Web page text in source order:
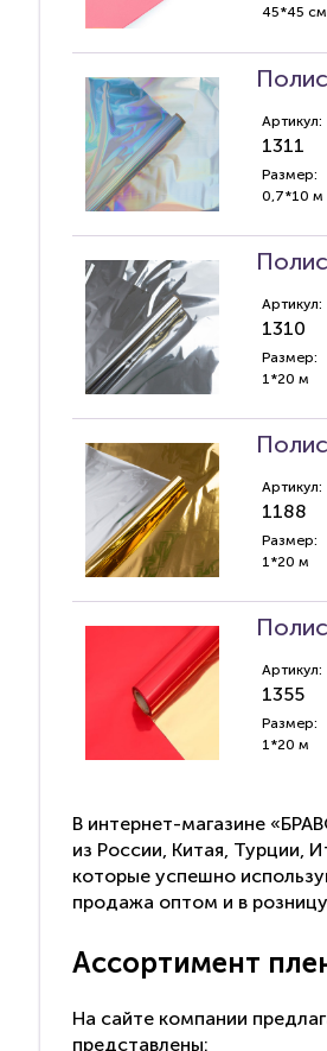
45*45 см
Артикул:
1311
Размер:
0,7*10 м
Артикул:
1310
Размер:
1*20 м
Артикул:
1188
Размер:
1*20 м
Артикул:
1355
Размер:
1*20 м
В интернет-магазине
из России, Китая, Турции,
которые успешно
продажа оптом и в
Ассортимент
На сайте компании
представлены: